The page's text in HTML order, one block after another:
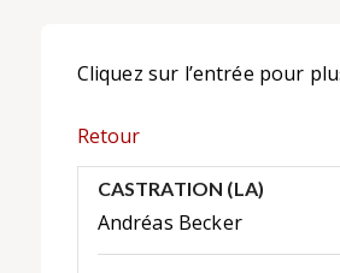
Cliquez sur l’entrée pour
Retour
CASTRATION (LA)
Andréas Becker